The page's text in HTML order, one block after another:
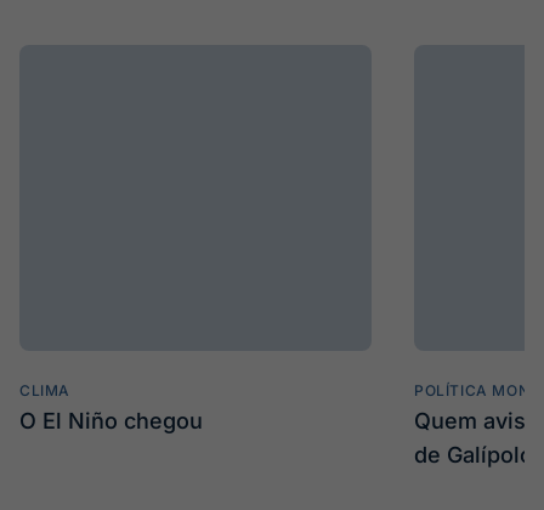
CLIMA
O El Niño chegou
POLÍTICA
Quem
de Galípolo